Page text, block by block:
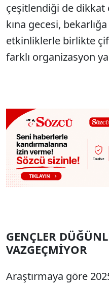
çeşitlendiği de dikkat
kına gecesi,
etkinliklerle birlikte
farklı organizasyon
GENÇLER
VAZGEÇMİYOR
Araştırmaya göre